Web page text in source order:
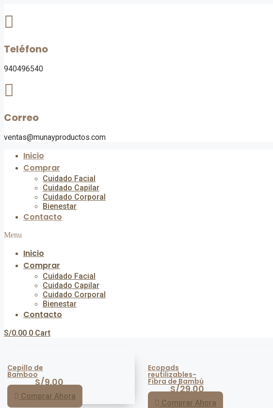
al
contenido
Teléfono
940496540
Correo
ventas@munayproductos.com
Inicio
Comprar
Cuidado Facial
Cuidado Capilar
Cuidado Corporal
Bienestar
Contacto
Menu
Inicio
Comprar
Cuidado Facial
Cuidado Capilar
Cuidado Corporal
Bienestar
Contacto
S/0.00 0 Cart
Cepillo de
Bamboo
S/9.00
Comprar Ahora
Ecopads
reutilizables-
Fibra de Bambú
S/29.00
Comprar Ahora